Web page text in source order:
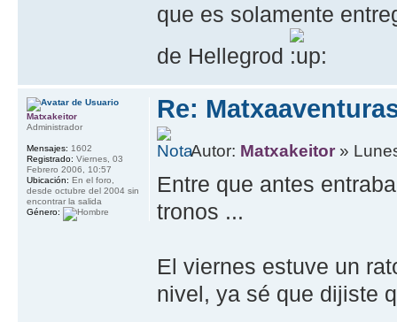
que es solamente
de Hellegrod
Re:
Autor: Matxakeitor »
Entre que antes
tronos ...
El viernes estuve un
nivel, ya sé que dijiste
Matxakeitor
Administrador
Mensajes: 1602
Registrado: Viernes, 03
Febrero 2006, 10:57
Ubicación: En el foro,
desde octubre del 2004 sin
encontrar la salida
Género: